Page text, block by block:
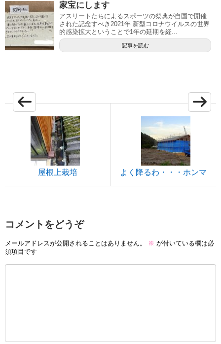
家宝にします
アスリートたちによるスポーツの祭典が自国で開催
された記念すべき2021年 新型コロナウイルスの世界
的感染拡大ということで1年の延期を経...
記事を読む
屋根上栽培 よく降るわ・・・ホンマ
コメントをどうぞ
メールアドレスが公開されることはありません。 ※ が付いている欄は必
須項目です